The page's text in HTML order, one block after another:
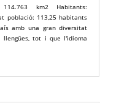
km2 Habitants:
població: 113,25 habitants
amb una gran diversitat
llengües, tot i que l'idioma